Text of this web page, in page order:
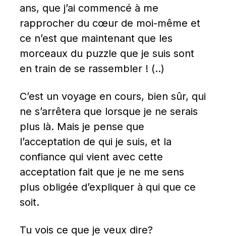
ans, que j’ai commencé à me
rapprocher du cœur de moi-même et
ce n’est que maintenant que les
morceaux du puzzle que je suis sont
en train de se rassembler ! (..)
C’est un voyage en cours, bien sûr, qui
ne s’arrêtera que lorsque je ne serais
plus là. Mais je pense que
l’acceptation de qui je suis, et la
confiance qui vient avec cette
acceptation fait que je ne me sens
plus obligée d’expliquer à qui que ce
soit.
Tu vois ce que je veux dire?